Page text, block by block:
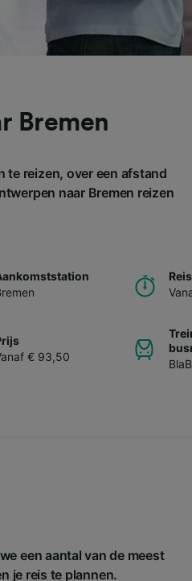
Bremen
te reizen, over een afstand
naar Bremen reizen
€ 93,50
een aantal van de meest
je reis te plannen.